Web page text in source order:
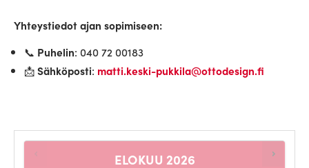
Yhteystiedot ajan sopimiseen:
📞 Puhelin: 040 72 00183
📩Sähköposti: matti.keski-pukkila@ottodesign.fi
ELOKUU 2026